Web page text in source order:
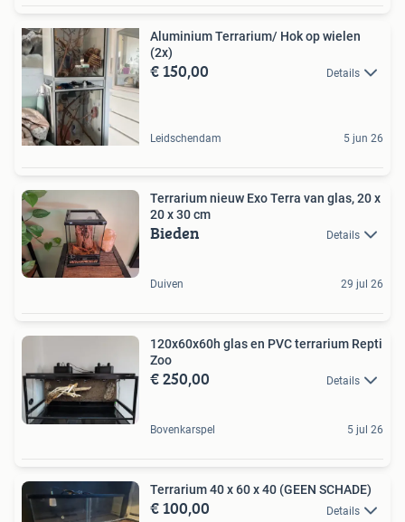
Aluminium Terrarium/ Hok op wielen
(2x)
€ 150,00 Details
Leidschendam 5 jun 26
Terrarium nieuw Exo Terra van glas, 20 x
20 x 30 cm
Bieden Details
Duiven 29 jul 26
120x60x60h glas en PVC terrarium Repti
Zoo
€ 250,00 Details
Bovenkarspel 5 jul 26
Terrarium 40 x 60 x 40 (GEEN SCHADE)
€ 100,00 Details